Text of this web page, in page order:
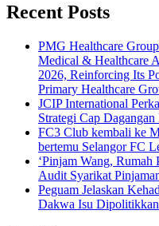
Recent Posts
PMG Healthcare
Medical & Healthcare
2026, Reinforcing Its
Primary Healthcare
JCIP International
Strategi Cap
FC3 Club kembali ke
bertemu Selangor FC
‘Pinjam Wang,
Audit Syarikat
Peguam Jelaskan
Dakwa Isu Dipolitikkan